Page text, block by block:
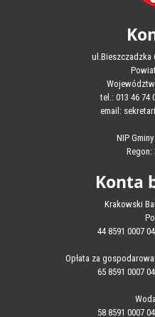
ul.Bieszczadzka
tel.: 013 46 74
email:
NIP
Regon:
Konta
Krakowski
44 8591 0007
Opłata za
65 8591 0007
58 8591 0007